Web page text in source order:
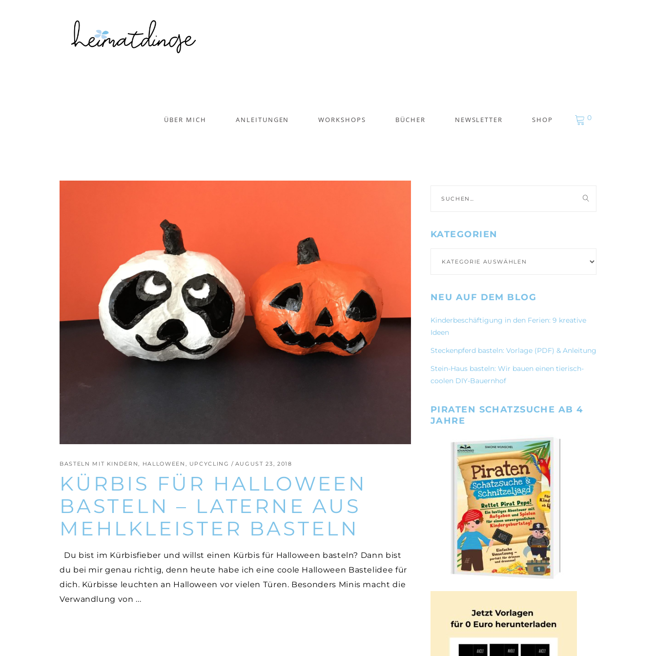
ÜBER MICH ANLEITUNGEN WORKSHOPS BÜCHER NEWSLETTER SHOP 0
BASTELN MIT KINDERN, HALLOWEEN , UPCYCLING AUGUST 23, 2018
KÜRBIS FÜR HALLOWEEN
BASTELN – LATERNE AUS
MEHLKLEISTER BASTELN
Du bist im Kürbisfieber und willst einen Kürbis für Halloween basteln? Dann bist
du bei mir genau richtig, denn heute habe ich eine coole Halloween Bastelidee für
dich. Kürbisse leuchten an Halloween vor vielen Türen. Besonders Minis macht die
Verwandlung von
nach:
KATEGORIEN
NEU AUF DEM BLOG
Kinderbeschäftigung in den Ferien: 9 kreative
Ideen
Steckenpferd basteln: Vorlage (PDF) & Anleitung
Stein-Haus basteln: Wir bauen einen tierisch-
coolen DIY-Bauernhof
PIRATEN SCHATZSUCHE AB 4
JAHRE